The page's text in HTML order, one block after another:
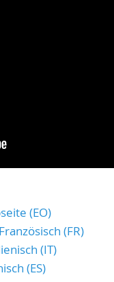
(EO)
(FR)
(IT)
(ES)